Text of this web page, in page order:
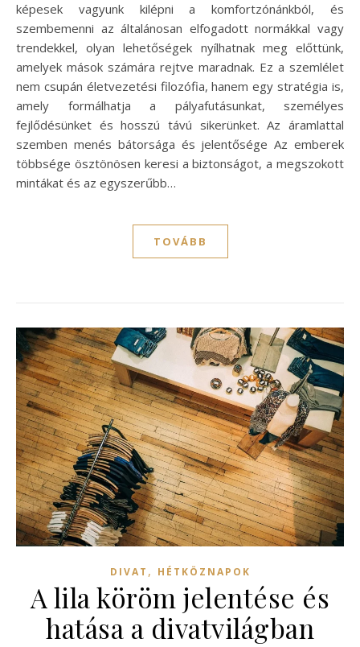
képesek vagyunk kilépni a komfortzónánkból, és
szembemenni az általánosan elfogadott normákkal vagy
trendekkel, olyan lehetőségek nyílhatnak meg előttünk,
amelyek mások számára rejtve maradnak. Ez a szemlélet
nem csupán életvezetési filozófia, hanem egy stratégia is,
amely formálhatja a pályafutásunkat, személyes
fejlődésünket és hosszú távú sikerünket. Az áramlattal
szemben menés bátorsága és jelentősége Az emberek
többsége ösztönösen keresi a biztonságot, a megszokott
mintákat és az egyszerűbb…
TOVÁBB
DIVAT , HÉTKÖZNAPOK
A lila köröm jelentése és
hatása a divatvilágban